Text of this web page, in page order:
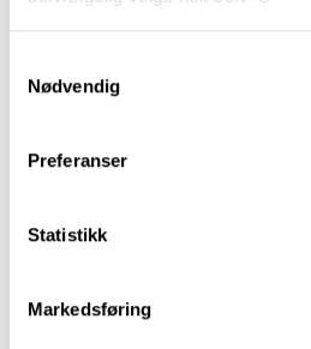
Nødvendig
Preferanser
Statistikk
Markedsføring
NORD Sprekkpanel
NORD - Lysne